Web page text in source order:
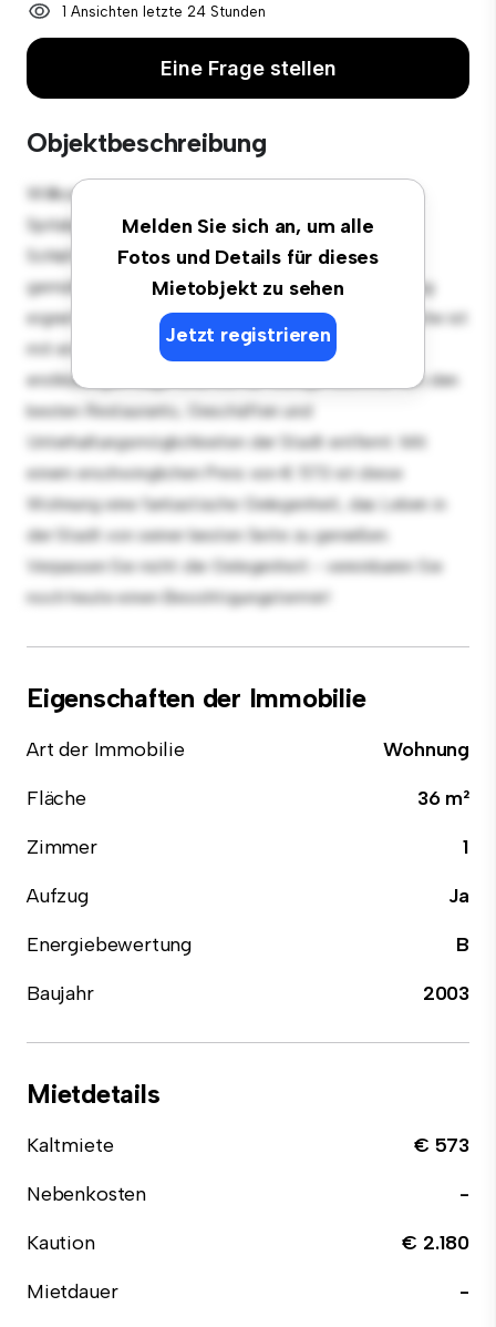
1 Ansichten letzte 24 Stunden
Eine Frage stellen
Objektbeschreibung
Melden Sie sich an, um alle
Fotos und Details für dieses
Mietobjekt zu sehen
Jetzt registrieren
Willkommen in Ihrem neuen urbanen Rückzugsort in
Spitalgasse 8a/23, 3580, Horn! Diese moderne 1
Schlafzimmer-Wohnung bietet einen stilvollen und
gemütlichen Lebensraum. Die offene Raumaufteilung
eignet sich perfekt für Gäste, und die elegante Küche ist
mit erstklassigen Geräten ausgestattet. Dank der
erstklassigen Lage sind Sie nur wenige Schritte von den
besten Restaurants, Geschäften und
Unterhaltungsmöglichkeiten der Stadt entfernt. Mit
einem erschwinglichen Preis von € 573 ist diese
Wohnung eine fantastische Gelegenheit, das Leben in
der Stadt von seiner besten Seite zu genießen.
Verpassen Sie nicht die Gelegenheit - vereinbaren Sie
noch heute einen Besichtigungstermin!
Eigenschaften der Immobilie
Art der Immobilie
Wohnung
Fläche
36 m²
Zimmer
1
Aufzug
Ja
Energiebewertung
B
Baujahr
2003
Mietdetails
Kaltmiete
€ 573
Nebenkosten
-
Kaution
€ 2.180
Mietdauer
-